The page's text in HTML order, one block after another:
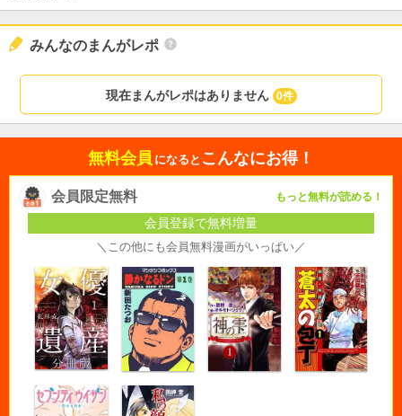
みんなのまんがレポ
現在まんがレポはありません 0件
無料会員 になると こんなにお得！
会員限定無料 もっと無料が読める！
会員登録で無料増量
＼この他にも会員無料漫画がいっぱい／